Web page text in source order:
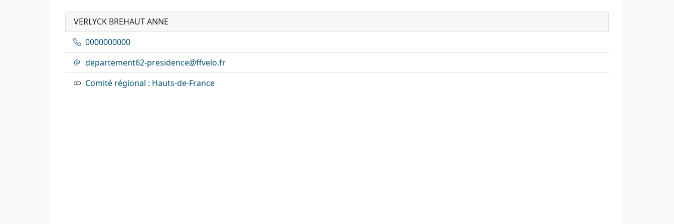
VERLYCK BREHAUT ANNE
0000000000
departement62-presidence@ffvelo.fr
Comité régional : Hauts-de-France